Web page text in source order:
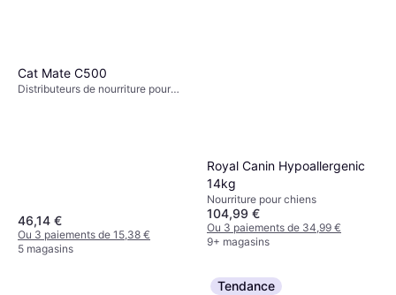
Cat Mate C500
Distributeurs de nourriture pour
46,14 €
Ou 3 paiements de 15,38 €
5 magasins
Royal Canin Hypoallergenic
14kg
Nourriture pour chiens
104,99 €
Ou 3 paiements de 34,99 €
9+ magasins
Tendance